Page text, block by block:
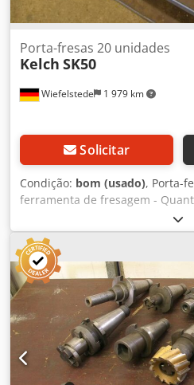
Wiefelstede 1 979 km
Porta-fresas 20 unidades
Kelch SK50
Solicitar
Condição: bom (usado), Porta-
ferramenta de fresagem -
Suportes: Ø 22-50 mm -
buchas de redução, cabeçote
frontal, ferramenta de eixo -
Peso: 70 kg Dkedpfob A Rr Esx